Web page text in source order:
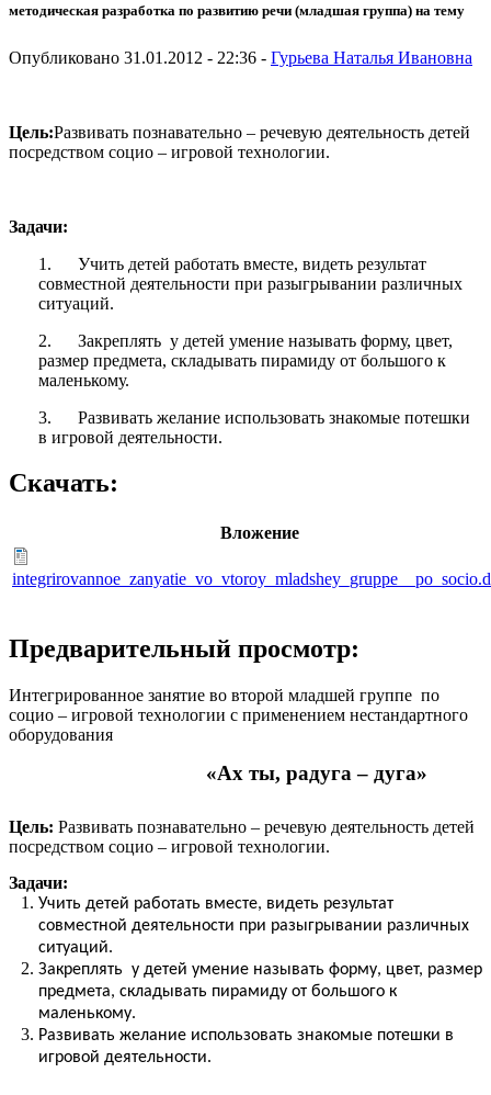
методическая разработка по развитию речи (младшая группа) на тему
Опубликовано 31.01.2012 - 22:36 - Гурьева Наталья Ивановна
Цель:Развивать познавательно – речевую деятельность детей
посредством социо – игровой технологии.
Задачи:
1. Учить детей работать вместе, видеть результат
совместной деятельности при разыгрывании различных
ситуаций.
2. Закреплять у детей умение называть форму, цвет,
размер предмета, складывать пирамиду от большого к
маленькому.
3. Развивать желание использовать знакомые потешки
в игровой деятельности.
Скачать:
Вложение
Предварительный просмотр:
Интегрированное занятие во второй младшей группе по
социо – игровой технологии с применением нестандартного
оборудования
«Ах ты, радуга – дуга»
Цель: Развивать познавательно – речевую деятельность детей
посредством социо – игровой технологии.
Задачи:
Учить детей работать вместе, видеть результат
совместной деятельности при разыгрывании различных
ситуаций.
Закреплять у детей умение называть форму, цвет, размер
предмета, складывать пирамиду от большого к
маленькому.
Развивать желание использовать знакомые потешки в
игровой деятельности.